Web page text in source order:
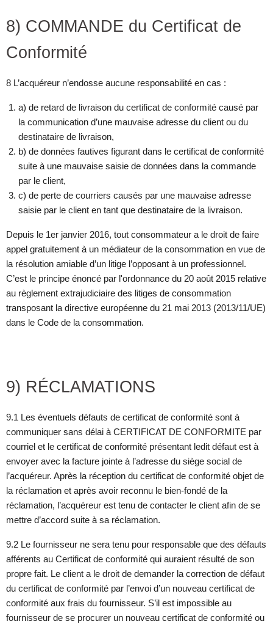
8) COMMANDE du Certificat de
Conformité
8 L’acquéreur n’endosse aucune responsabilité en cas :
a) de retard de livraison du certificat de conformité causé par
la communication d’une mauvaise adresse du client ou du
destinataire de livraison,
b) de données fautives figurant dans le certificat de conformité
suite à une mauvaise saisie de données dans la commande
par le client,
c) de perte de courriers causés par une mauvaise adresse
saisie par le client en tant que destinataire de la livraison.
Depuis le 1er janvier 2016, tout consommateur a le droit de faire
appel gratuitement à un médiateur de la consommation en vue de
la résolution amiable d’un litige l’opposant à un professionnel.
C’est le principe énoncé par l'ordonnance du 20 août 2015 relative
au règlement extrajudiciaire des litiges de consommation
transposant la directive européenne du 21 mai 2013 (2013/11/UE)
dans le Code de la consommation.
9) RÉCLAMATIONS
9.1 Les éventuels défauts de certificat de conformité sont à
communiquer sans délai à CERTIFICAT DE CONFORMITE par
courriel et le certificat de conformité présentant ledit défaut est à
envoyer avec la facture jointe à l’adresse du siège social de
l’acquéreur. Après la réception du certificat de conformité objet de
la réclamation et après avoir reconnu le bien-fondé de la
réclamation, l’acquéreur est tenu de contacter le client afin de se
mettre d’accord suite à sa réclamation.
9.2 Le fournisseur ne sera tenu pour responsable que des défauts
afférents au Certificat de conformité qui auraient résulté de son
propre fait. Le client a le droit de demander la correction de défaut
du certificat de conformité par l’envoi d’un nouveau certificat de
conformité aux frais du fournisseur. S’il est impossible au
fournisseur de se procurer un nouveau certificat de conformité ou